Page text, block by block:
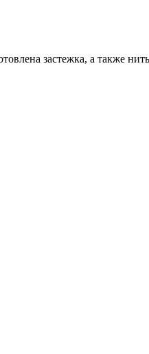
застежка, а также